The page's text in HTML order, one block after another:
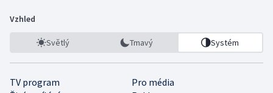
Vzhled
Světlý Tmavý Systém
TV program
Pro média